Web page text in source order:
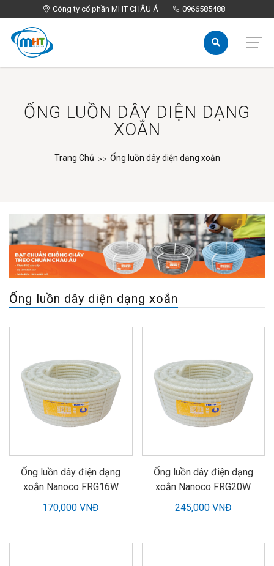
Công ty cổ phần MHT CHÂU Á 0966585488
Công ty cổ phần MHT CHÂU Á 0966585488
ỐNG LUỒN DÂY DIỆN DẠNG
XOẮN
Trang Chủ Ống luồn dây diện dạng xoắn
Ống luồn dây diện dạng xoắn
Ống luồn dây điện dạng
xoắn Nanoco FRG16W
170,000 VNĐ
Ống luồn dây điện dạng
xoắn Nanoco FRG20W
245,000 VNĐ